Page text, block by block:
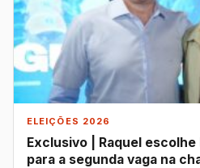
ELEIÇÕES 2026
Exclusivo | Raquel escolhe
para a segunda vaga na